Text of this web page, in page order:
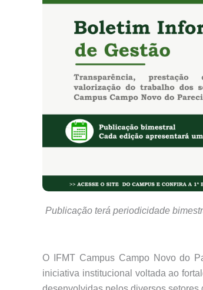
Publicação terá periodicidade
O IFMT Campus Campo Novo do
iniciativa institucional voltada ao